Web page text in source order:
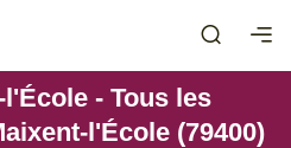
- Tous les
l'École (79400)